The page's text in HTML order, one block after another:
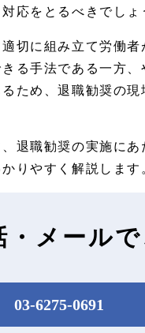
応をとるべきでしょ
切に組み立て労働
る手法である一方
るため、退職勧奨の
退職勧奨の実施に
りやすく解説します
・メールで
03-6275-0691